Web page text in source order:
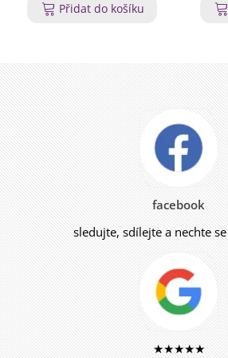
Přidat do košíku
facebook
sledujte, sdílejte a nechte
★★★★★